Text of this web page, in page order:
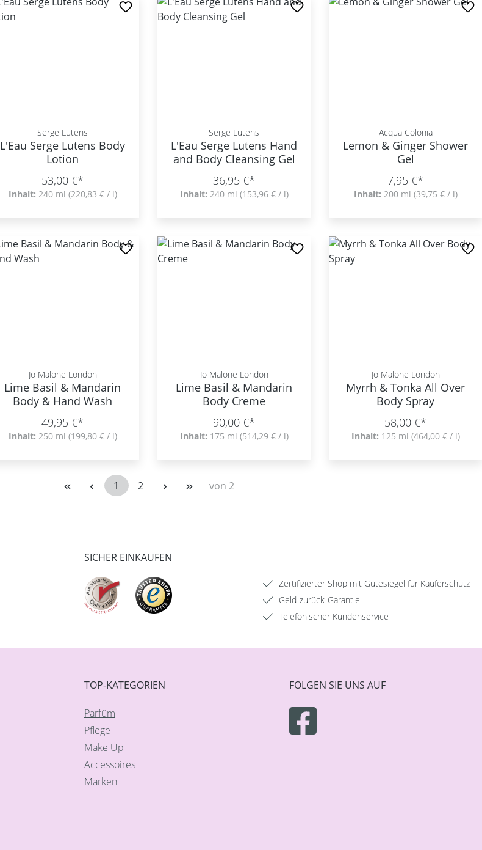
Serge Lutens
L'Eau Serge Lutens Body
Lotion
53,00 €*
Inhalt: 240 ml (220,83 € / l)
Serge Lutens
L'Eau Serge Lutens Hand
and Body Cleansing Gel
36,95 €*
Inhalt: 240 ml (153,96 € / l)
Acqua Colonia
Lemon & Ginger Shower
Gel
7,95 €*
Inhalt: 200 ml (39,75 € / l)
Jo Malone London
Lime Basil & Mandarin
Body & Hand Wash
49,95 €*
Inhalt: 250 ml (199,80 € / l)
Jo Malone London
Lime Basil & Mandarin
Body Creme
90,00 €*
Inhalt: 175 ml (514,29 € / l)
Jo Malone London
Myrrh & Tonka All Over
Body Spray
58,00 €*
Inhalt: 125 ml (464,00 € / l)
Seite
1 Seite
2 von 2
SICHER EINKAUFEN
Zertifizierter Shop mit Gütesiegel für Käuferschutz
Geld-zurück-Garantie
Telefonischer Kundenservice
TOP-KATEGORIEN
Parfüm
Pflege
Make Up
Accessoires
Marken
FOLGEN SIE UNS AUF